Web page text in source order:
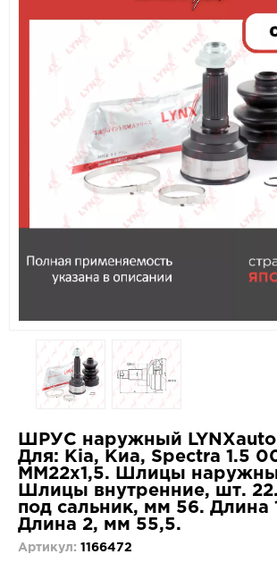
ШРУС наружный
Для: Kia, Киа, Spectra 1.5
MM22x1,5. Шлицы
Шлицы внутренние, шт.
под сальник, мм 56. Длина
Длина 2, мм 55,5.
Артикул: 1166472